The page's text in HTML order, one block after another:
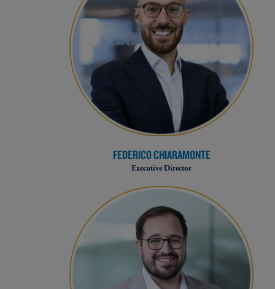
FEDERICO CHIARAMONTE
Executive Director